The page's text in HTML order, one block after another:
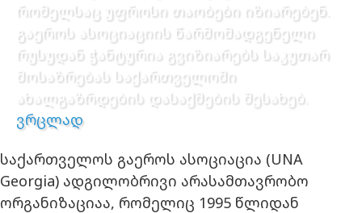
რომელსაც უფროსი თაობები იზიარებენ.
გაეროს ასოციაციის წარმომადგენელი
რუსუდან ჭანტურია გვიზიარებს საკუთარ
მოსაზრებას საქართველოში
ახალგაზრდების დასაქმების შესახებ.
ვრცლად
საქართველოს გაეროს ასოციაცია (UNA
Georgia) ადგილობრივი არასამთავრობო
ორგანიზაციაა, რომელიც 1995 წლიდან